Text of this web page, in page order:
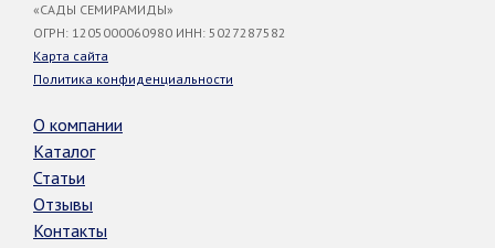
«САДЫ СЕМИРАМИДЫ»
ОГРН: 1205000060980 ИНН: 5027287582
Карта сайта
Политика конфиденциальности
О компании
Каталог
Статьи
Отзывы
Контакты